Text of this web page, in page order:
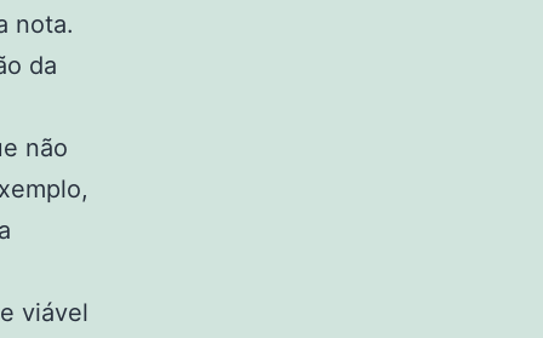
nota.
da
não
viável